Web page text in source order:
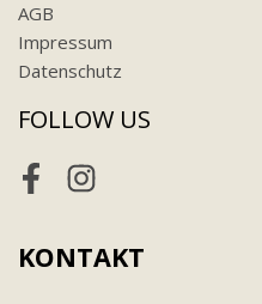
AGB
Impressum
Datenschutz
FOLLOW US
FacebookInstagram
KONTAKT